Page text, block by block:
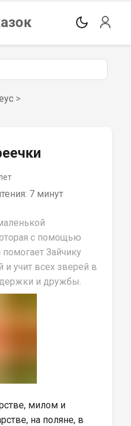
>
7 минут
с помощью
Зайчику
и учит всех зверей в
и дружбы.
милом и
на поляне, в